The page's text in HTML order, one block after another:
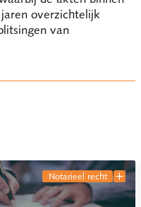
overzichtelijk
van
notarieel recht